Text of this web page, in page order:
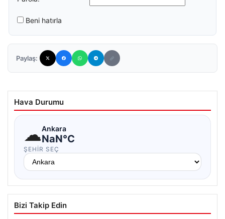
Beni hatırla
Paylaş:
Hava Durumu
☁Ankara
NaN°C
ŞEHIR SEÇ
Bizi Takip Edin